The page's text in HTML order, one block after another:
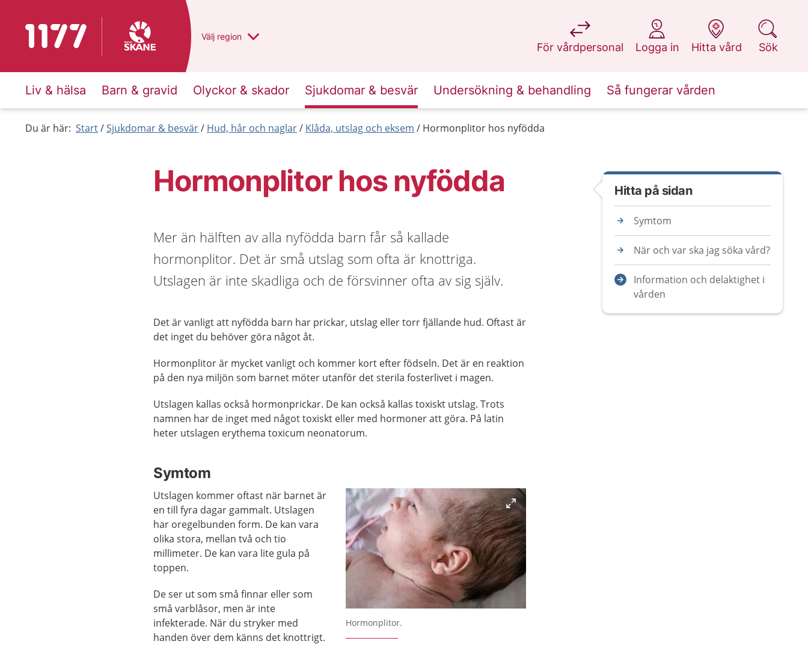
Till startsidan för 1177 Du har valt region
Välj en annan
region
För vårdpersonal
på 1177.se
Logga in
på 1177.se
Hitta vård
på 1177.se
Sök
på 1177.se
Liv & hälsa Barn & gravid Olyckor & skador Sjukdomar & besvär Undersökning & behandling Så fungerar vården
Du är här: Start Sjukdomar & besvär Hud, hår och naglar Klåda, utslag och eksem Hormonplitor hos nyfödda
Hormonplitor hos nyfödda
Mer än hälften av alla nyfödda barn får så kallade
hormonplitor. Det är små utslag som ofta är knottriga.
Utslagen är inte skadliga och de försvinner ofta av sig själv.
Det är vanligt att nyfödda barn har prickar, utslag eller torr fjällande hud. Oftast är
det inget du behöver göra något åt.
Hormonplitor är mycket vanligt och kommer kort efter födseln. Det är en reaktion
på den nya miljön som barnet möter utanför det sterila fosterlivet i magen.
Utslagen kallas också hormonprickar. De kan också kallas toxiskt utslag. Trots
namnen har de inget med något toxiskt eller med hormoner att göra. På latin
heter utslagen erythema toxicum neonatorum.
Symtom
Förstora bilden
Hormonplitor.
Utslagen kommer oftast när barnet är
en till fyra dagar gammalt. Utslagen
har oregelbunden form. De kan vara
olika stora, mellan två och tio
millimeter. De kan vara lite gula på
toppen.
De ser ut som små finnar eller som
små varblåsor, men är inte
infekterade. När du stryker med
handen över dem känns det knottrigt.
Hitta på sidan
Symtom
När och var ska jag söka vård?
Information och delaktighet i
vården